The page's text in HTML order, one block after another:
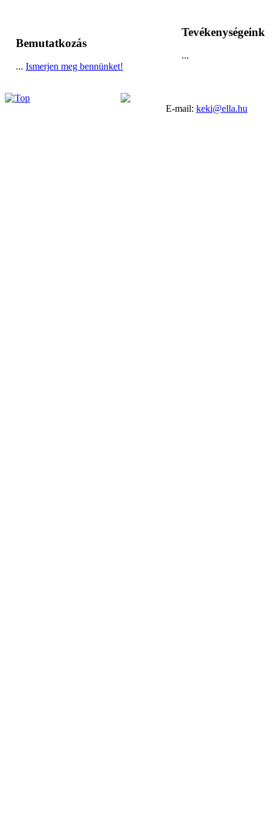
Bemutatkozás
... Ismerjen meg bennünket!
Tevékenységeink
...
E-mail: keki@ella.hu